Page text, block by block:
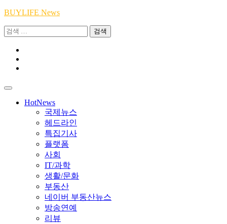
Skip
content
BUYLIFE News
검
HotNews
국제뉴스
헤드라인
특집기사
플랫폼
사회
IT/과학
생활/문화
부동산
네이버 부동산뉴스
방송연예
리뷰